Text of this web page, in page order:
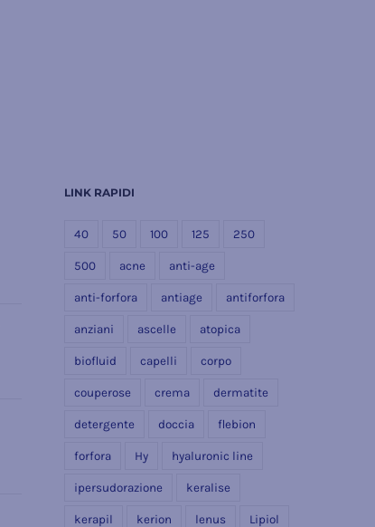
LINK RAPIDI
40 50 100 125 250
500 acne anti-age
anti-forfora antiage antiforfora
anziani ascelle atopica
biofluid capelli corpo
couperose crema dermatite
detergente doccia flebion
forfora Hy hyaluronic line
ipersudorazione keralise
kerapil kerion lenus Lipiol